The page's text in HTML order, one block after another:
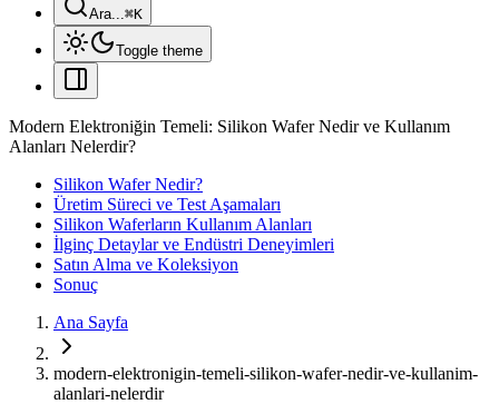
Ara...⌘K
Toggle theme
Modern Elektroniğin Temeli: Silikon Wafer Nedir ve Kullanım
Alanları Nelerdir?
Silikon Wafer Nedir?
Üretim Süreci ve Test Aşamaları
Silikon Waferların Kullanım Alanları
İlginç Detaylar ve Endüstri Deneyimleri
Satın Alma ve Koleksiyon
Sonuç
Ana Sayfa
modern-elektronigin-temeli-silikon-wafer-nedir-ve-kullanim-
alanlari-nelerdir